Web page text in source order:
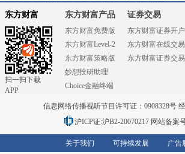
东方财富
扫一扫下载
APP
东方财富产品
东方财富免费版
东方财富Level-2
东方财富策略版
妙想投研助理
Choice金融终端
证券交易
东方财富证券开户
东方财富在线交易
东方财富证券交易
信息网络传播视听节目许可证：0908328号
沪ICP证:沪B2-20070217 网站备案
关于我们 可持续发展 广告